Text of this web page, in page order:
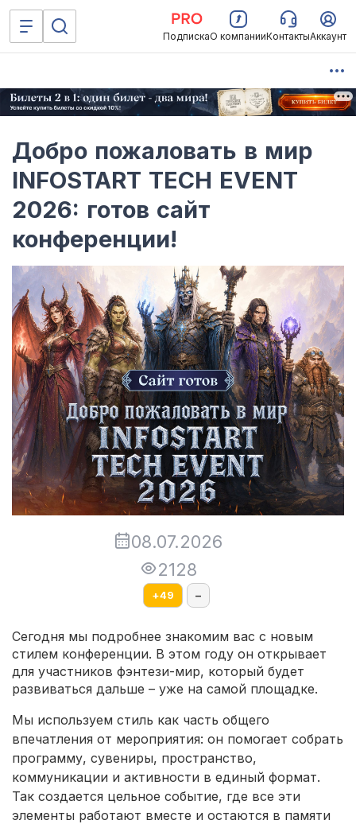
ПодпискаО компанииКонтактыАккаунт
Добро пожаловать в мир
INFOSTART TECH EVENT
2026: готов сайт
конференции!
08.07.2026
2128
+49 –
Сегодня мы подробнее знакомим вас с новым
стилем конференции. В этом году он открывает
для участников фэнтези-мир, который будет
развиваться дальше – уже на самой площадке.
Мы используем стиль как часть общего
впечатления от мероприятия: он помогает собрать
программу, сувениры, пространство,
коммуникации и активности в единый формат.
Так создается цельное событие, где все эти
элементы работают вместе и остаются в памяти